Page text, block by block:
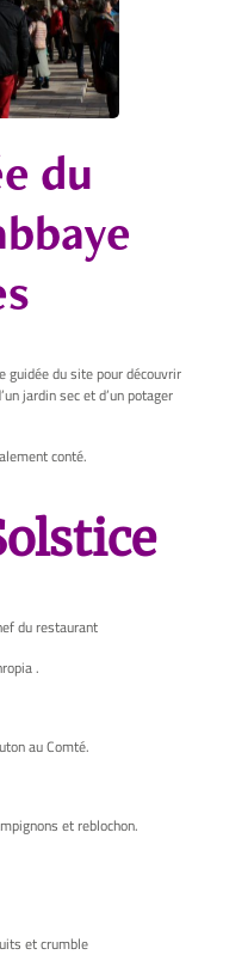
du
du site pour découvrir
jardin sec et d’un potager
conté.
du restaurant
.
au Comté.
et reblochon.
et crumble